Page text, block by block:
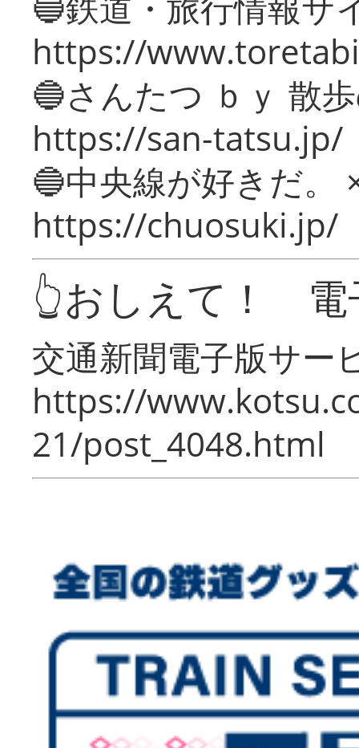
https://
🔵さんたつ ｂｙ 散
https://san-tatsu.jp/
🔵中央線が好きだ。
https://chuosuki.jp/
👆おしえて！ 電
交通新聞電子版サー
https://
21/post_4048.html